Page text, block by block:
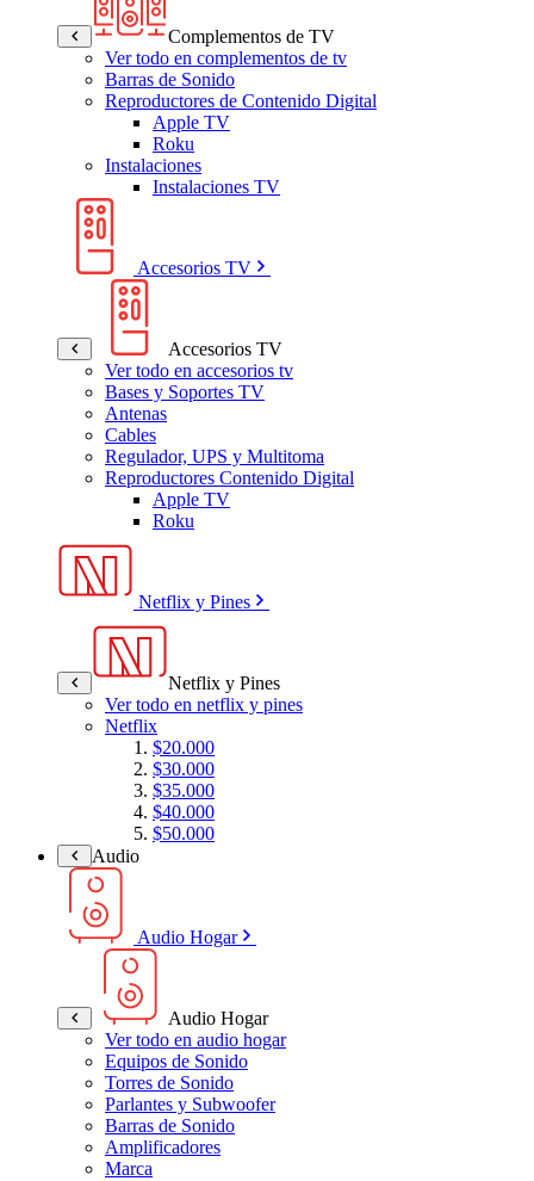
Complementos de TV
Ver todo en complementos de tv
Barras de Sonido
Reproductores de Contenido Digital
Apple TV
Roku
Instalaciones
Instalaciones TV
Accesorios TV
Accesorios TV
Ver todo en accesorios tv
Bases y Soportes TV
Antenas
Cables
Regulador, UPS y Multitoma
Reproductores Contenido Digital
Apple TV
Roku
Netflix y Pines
Netflix y Pines
Ver todo en netflix y pines
Netflix
$20.000
$30.000
$35.000
$40.000
$50.000
Audio
Audio Hogar
Audio Hogar
Ver todo en audio hogar
Equipos de Sonido
Torres de Sonido
Parlantes y Subwoofer
Barras de Sonido
Amplificadores
Marca